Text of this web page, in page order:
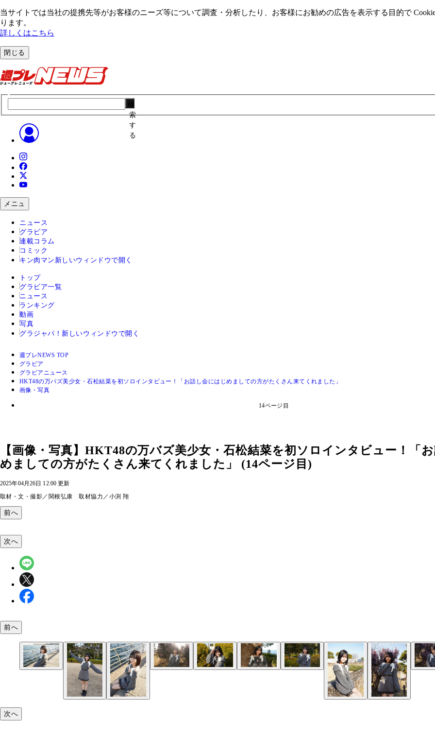
当サイトでは当社の提携先等がお客様のニーズ等について調査・分析したり、お客様にお勧めの広告を表⽰する⽬的で
ります。
詳しくはこちら
閉じる
索
す
る
メニュ
ニュース
グラビア
連載コラム
コミック
キン肉マン 新しいウィンドウで開く
トップ
グラビア一覧
ニュース
ランキング
動画
写真
グラジャパ！ 新しいウィンドウで開く
週プレNEWS TOP
グラビア
グラビアニュース
HKT48の万バズ美少女・石松結菜を初ソロインタビュー！「お話し会にはじめましての方がたくさん来てくれました」
画像・写真
14ページ目
【画像・写真】HKT48の万バズ美少女・石松結菜を初ソロインタビュー！「
めましての方がたくさん来てくれました」 (14ページ目)
2025年04月26日 12:00 更新
取材・文・撮影／関根弘康 取材協力／小渕 翔
前へ
次へ
前へ
次へ